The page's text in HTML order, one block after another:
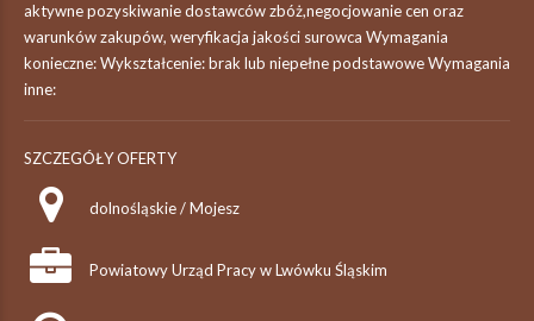
aktywne pozyskiwanie dostawców zbóż,negocjowanie cen oraz
warunków zakupów, weryfikacja jakości surowca Wymagania
konieczne: Wykształcenie: brak lub niepełne podstawowe Wymagania
inne:
SZCZEGÓŁY OFERTY
dolnośląskie / Mojesz
Powiatowy Urząd Pracy w Lwówku Śląskim